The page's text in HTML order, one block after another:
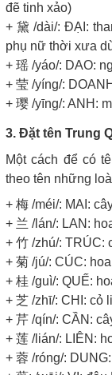
đẽ tinh xảo)
+ 黛 /dài/: ĐẠI:
phụ nữ thời xưa
+ 瑶 /yáo/: DAO:
+ 莹 /yíng/:
+ 璎 /yīng/: ANH:
3. Đặt tên Trung
Một cách để có
theo tên những
+ 梅 /méi/: MAI:
+ 兰 /lán/: LAN:
+ 竹 /zhú/: TRÚC:
+ 菊 /jú/: CÚC:
+ 桂 /guì/: QUẾ:
+ 芝 /zhī/: CHI: cỏ
+ 芹 /qín/: CẦN:
+ 莲 /lián/: LIÊN:
+ 蓉 /róng/: